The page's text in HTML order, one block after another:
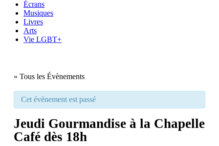
Écrans
Musiques
Livres
Arts
Vie LGBT+
« Tous les Évènements
Cet évènement est passé
Jeudi Gourmandise à la Chapelle
Café dès 18h